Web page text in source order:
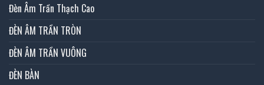
Đèn Âm Trần Thạch Cao
ĐÈN ÂM TRẦN TRÒN
ĐÈN ÂM TRẦN VUÔNG
ĐÈN BÀN